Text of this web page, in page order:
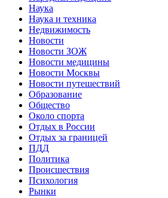
Наука
Наука и техника
Недвижимость
Новости
Новости ЗОЖ
Новости медицины
Новости Москвы
Новости путешествий
Образование
Общество
Около спорта
Отдых в России
Отдых за границей
ПДД
Политика
Происшествия
Психология
Рынки